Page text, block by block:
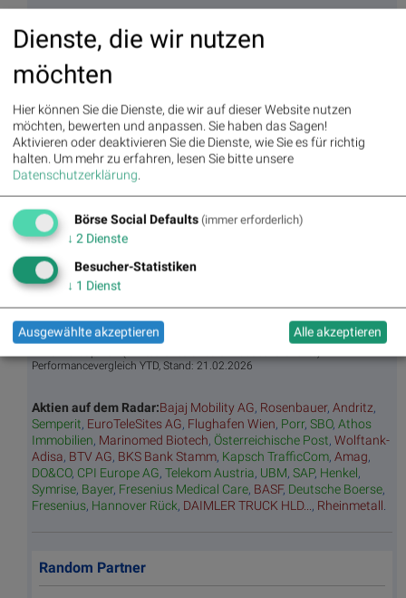
BSNgine
Rutsc
h der
Stunde
x
ng
Averages
Märk
en
Tage
verlierer
„n“
Umsa
Hitpa
rade
Bildnachweis
Performancevergleich YTD, Stand: 21.02.2026
Aktien auf dem Radar:Bajaj Mobility AG, Rosenbauer, Andritz,
Semperit, EuroTeleSites AG, Flughafen Wien, Porr, SBO, Athos
Immobilien, Marinomed Biotech, Österreichische Post, Wolftank-
Adisa, BTV AG, BKS Bank Stamm, Kapsch TrafficCom, Amag,
DO&CO, CPI Europe AG, Telekom Austria, UBM, SAP, Henkel,
Symrise, Bayer, Fresenius Medical Care, BASF, Deutsche Boerse,
Fresenius, Hannover Rück, DAIMLER TRUCK HLD..., Rheinmetall.
Random Partner
Dienste, die wir nutzen
möchten
Hier können Sie die Dienste, die wir auf dieser Website nutzen
möchten, bewerten und anpassen. Sie haben das Sagen!
Aktivieren oder deaktivieren Sie die Dienste, wie Sie es für richtig
halten. Um mehr zu erfahren, lesen Sie bitte unsere
Datenschutzerklärung.
Börse Social Defaults (immer erforderlich)
↓ 2 Dienste
Besucher-Statistiken
↓ 1 Dienst
Ausgewählte akzeptieren Alle akzeptieren